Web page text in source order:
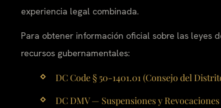
experiencia legal combinada.
Para obtener información oficial sobre las leyes
recursos gubernamentales:
DC Code § 50-1401.01 (Consejo del
DC DMV — Suspensiones y